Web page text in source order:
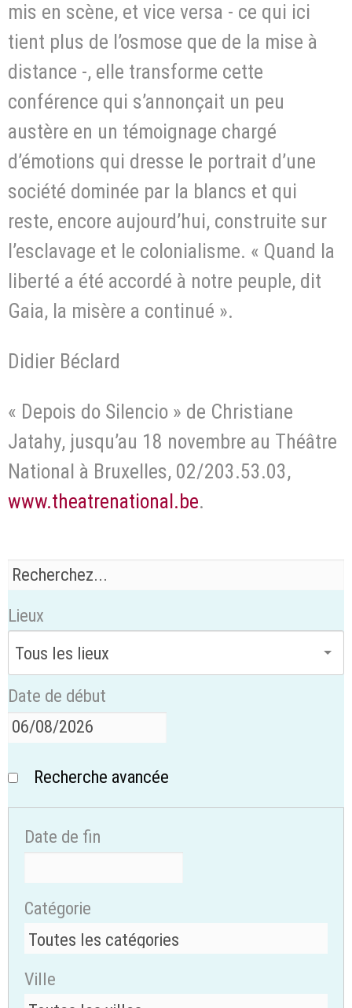
mis en scène, et vice versa - ce qui ici
tient plus de l’osmose que de la mise à
distance -, elle transforme cette
conférence qui s’annonçait un peu
austère en un témoignage chargé
d’émotions qui dresse le portrait d’une
société dominée par la blancs et qui
reste, encore aujourd’hui, construite sur
l’esclavage et le colonialisme. « Quand la
liberté a été accordé à notre peuple, dit
Gaia, la misère a continué ».
Didier Béclard
« Depois do Silencio » de Christiane
Jatahy, jusqu’au 18 novembre au Théâtre
National à Bruxelles, 02/203.53.03,
www.theatrenational.be.
Lieux
Date de début
Recherche avancée
Date de fin
Catégorie
Ville